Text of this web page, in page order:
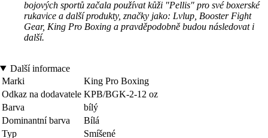
bojových sportů začala používat kůži "Pellis" pro své boxerské
rukavice a další produkty, značky jako: Lvlup, Booster Fight
Gear, King Pro Boxing a pravděpodobně budou následovat i
další.
Další informace
Marki
King Pro Boxing
Odkaz na dodavatele KPB/BGK-2-12 oz
Barva
bílý
Dominantní barva
Bílá
Typ
Smíšené